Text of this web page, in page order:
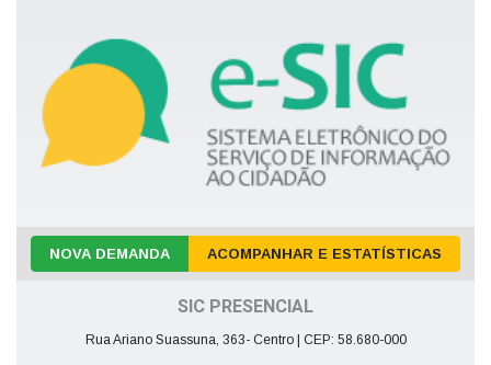
NOVA DEMANDA ACOMPANHAR E ESTATÍSTICAS
SIC PRESENCIAL
Rua Ariano Suassuna, 363- Centro | CEP: 58.680-000